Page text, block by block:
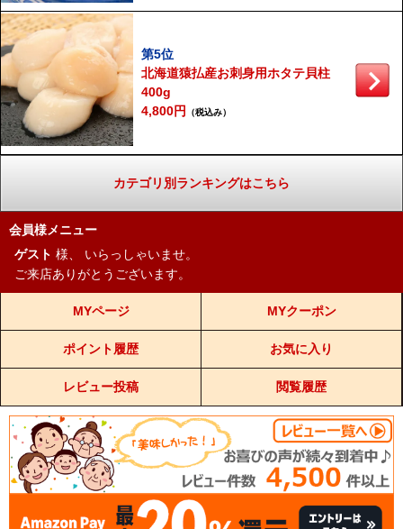
第5位
北海道猿払産お刺身用ホタテ貝柱
400g
4,800円 （税込み）
カテゴリ別ランキングはこちら
会員様メニュー
ゲスト 様、
いらっしゃいませ。
ご来店ありがとうございます。
MYページ MYクーポン
ポイント履歴 お気に入り
レビュー投稿 閲覧履歴